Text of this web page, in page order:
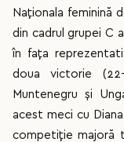
Naționala feminină
din cadrul grupei C
în fața
doua victorie
Muntenegru și
acest meci cu
competiție majoră